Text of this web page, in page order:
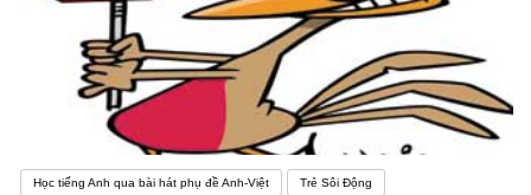
Học tiếng Anh qua bài hát phụ đề Anh-Việt Trẻ Sôi Động